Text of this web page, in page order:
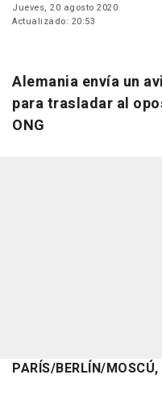
Jueves, 20 agosto 2020
Actualizado: 20:53
Alemania envía un
para trasladar al
ONG
PARÍS/BERLÍN/